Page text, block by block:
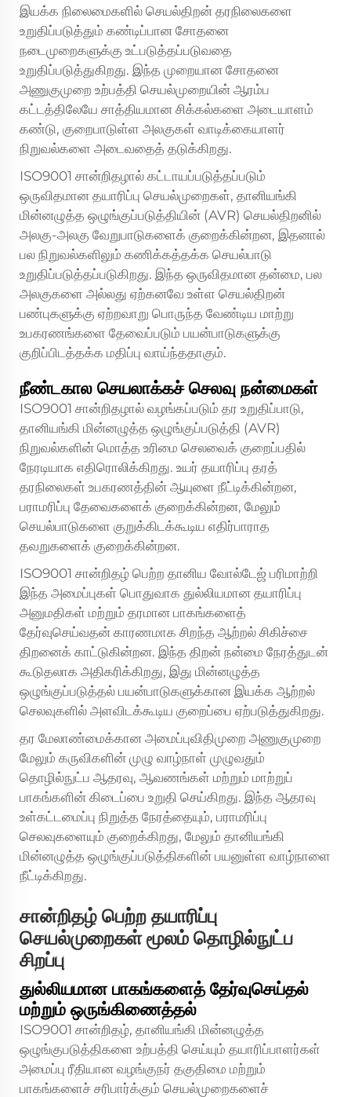
இயக்க நிலைமைகளில் செயல்திறன் தரநிலைகளை
உறுதிப்படுத்தும் கண்டிப்பான சோதனை
நடைமுறைகளுக்கு உட்படுத்தப்படுவதை
உறுதிப்படுத்துகிறது. இந்த முறையான சோதனை
அணுகுமுறை உற்பத்தி செயல்முறையின் ஆரம்ப
கட்டத்திலேயே சாத்தியமான சிக்கல்களை அடையாளம்
கண்டு, குறைபாடுள்ள அலகுகள் வாடிக்கையாளர்
நிறுவல்களை அடைவதைத் தடுக்கிறது.
ISO9001 சான்றிதழால் கட்டாயப்படுத்தப்படும்
ஒருவிதமான தயாரிப்பு செயல்முறைகள், தானியங்கி
மின்னழுத்த ஒழுங்குப்படுத்தியின் (AVR) செயல்திறனில்
அலகு-அலகு வேறுபாடுகளைக் குறைக்கின்றன, இதனால்
பல நிறுவல்களிலும் கணிக்கத்தக்க செயல்பாடு
உறுதிப்படுத்தப்படுகிறது. இந்த ஒருவிதமான தன்மை, பல
அலகுகளை அல்லது ஏற்கனவே உள்ள செயல்திறன்
பண்புகளுக்கு ஏற்றவாறு பொருந்த வேண்டிய மாற்று
உபகரணங்களை தேவைப்படும் பயன்பாடுகளுக்கு
குறிப்பிடத்தக்க மதிப்பு வாய்ந்ததாகும்.
நீண்டகால செயலாக்கச் செலவு நன்மைகள்
ISO9001 சான்றிதழால் வழங்கப்படும் தர உறுதிப்பாடு,
தானியங்கி மின்னழுத்த ஒழுங்குப்படுத்தி (AVR)
நிறுவல்களின் மொத்த உரிமை செலவைக் குறைப்பதில்
நேரடியாக எதிரொலிக்கிறது. உயர் தயாரிப்பு தரத்
தரநிலைகள் உபகரணத்தின் ஆயுளை நீட்டிக்கின்றன,
பராமரிப்பு தேவைகளைக் குறைக்கின்றன, மேலும்
செயல்பாடுகளை குறுக்கிடக்கூடிய எதிர்பாராத
தவறுகளைக் குறைக்கின்றன.
ISO9001 சான்றிதழ் பெற்ற தானிய வோல்டேஜ் பரிமாற்றி
இந்த அமைப்புகள் பொதுவாக துல்லியமான தயாரிப்பு
அனுமதிகள் மற்றும் தரமான பாகங்களைத்
தேர்வுசெய்வதன் காரணமாக சிறந்த ஆற்றல் சிகிச்சை
திறனைக் காட்டுகின்றன. இந்த திறன் நன்மை நேரத்துடன்
கூடுதலாக அதிகரிக்கிறது, இது மின்னழுத்த
ஒழுங்குப்படுத்தல் பயன்பாடுகளுக்கான இயக்க ஆற்றல்
செலவுகளில் அளவிடக்கூடிய குறைப்பை ஏற்படுத்துகிறது.
தர மேலாண்மைக்கான அமைப்புவிதிமுறை அணுகுமுறை
மேலும் கருவிகளின் முழு வாழ்நாள் முழுவதும்
தொழில்நுட்ப ஆதரவு, ஆவணங்கள் மற்றும் மாற்றுப்
பாகங்களின் கிடைப்பை உறுதி செய்கிறது. இந்த ஆதரவு
உள்கட்டமைப்பு நிறுத்த நேரத்தையும், பராமரிப்பு
செலவுகளையும் குறைக்கிறது, மேலும் தானியங்கி
மின்னழுத்த ஒழுங்குப்படுத்திகளின் பயனுள்ள வாழ்நாளை
நீட்டிக்கிறது.
சான்றிதழ் பெற்ற தயாரிப்பு
செயல்முறைகள் மூலம் தொழில்நுட்ப
சிறப்பு
துல்லியமான பாகங்களைத் தேர்வுசெய்தல்
மற்றும் ஒருங்கிணைத்தல்
ISO9001 சான்றிதழ், தானியங்கி மின்னழுத்த
ஒழுங்குபடுத்திகளை உற்பத்தி செய்யும் தயாரிப்பாளர்கள்
அமைப்பு ரீதியான வழங்குநர் தகுதிமை மற்றும்
பாகங்களைச் சரிபார்க்கும் செயல்முறைகளைச்